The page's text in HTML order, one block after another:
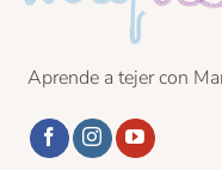
Aprende a tejer con